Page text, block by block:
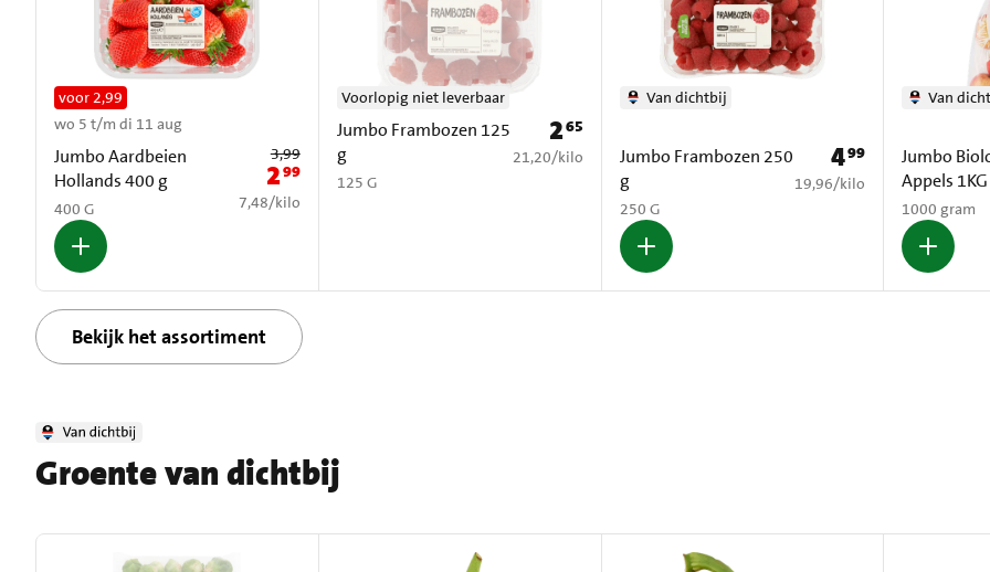
Jumbo Aardbeien
Hollands 400 g
400 G
voor 2,99
wo 5 t/m di 11 aug
Oude prijs: € 3,99
3,99
Nieuwe prijs: € 2,99
299
€ 7,48 per kilo
7,48/kilo
Jumbo Frambozen 125
g
125 G
Voorlopig niet leverbaar
Prijs: € 2,65
265
€ 21,20 per kilo
21,20/kilo
Jumbo Frambozen 250
g
250 G
Van dichtbij
Prijs: € 4,99
499
€ 19,96 per kilo
19,96/kilo
Jumbo
Appels 1KG
1000 gram
Van
Bekijk het assortiment
Groente van dichtbij